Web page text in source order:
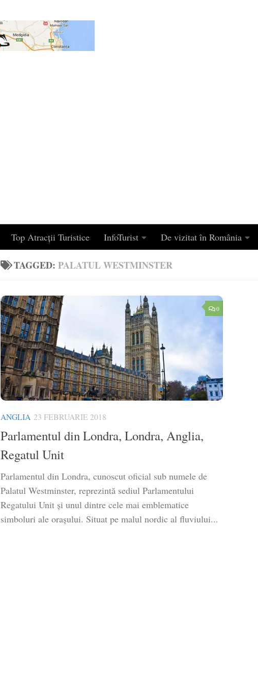
Top Atracții Turistice InfoTurist De vizitat în România
TAGGED:PALATUL WESTMINSTER
0
ANGLIA 23 FEBRUARIE 2018
Parlamentul din Londra, Londra, Anglia,
Regatul Unit
Parlamentul din Londra, cunoscut oficial sub numele de
Palatul Westminster, reprezintă sediul Parlamentului
Regatului Unit și unul dintre cele mai emblematice
simboluri ale orașului. Situat pe malul nordic al fluviului...